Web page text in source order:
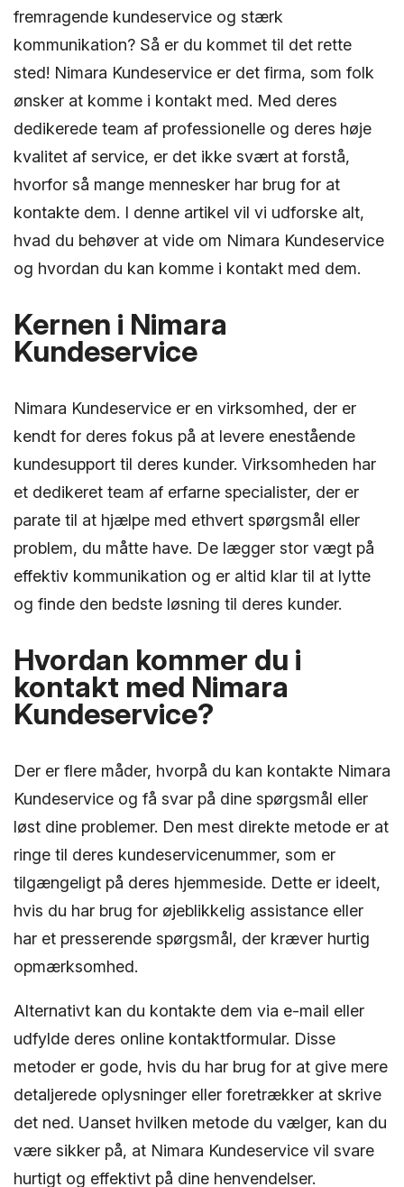
fremragende kundeservice og stærk
kommunikation? Så er du kommet til det rette
sted! Nimara Kundeservice er det firma, som folk
ønsker at komme i kontakt med. Med deres
dedikerede team af professionelle og deres høje
kvalitet af service, er det ikke svært at forstå,
hvorfor så mange mennesker har brug for at
kontakte dem. I denne artikel vil vi udforske alt,
hvad du behøver at vide om Nimara Kundeservice
og hvordan du kan komme i kontakt med dem.
Kernen i Nimara
Kundeservice
Nimara Kundeservice er en virksomhed, der er
kendt for deres fokus på at levere enestående
kundesupport til deres kunder. Virksomheden har
et dedikeret team af erfarne specialister, der er
parate til at hjælpe med ethvert spørgsmål eller
problem, du måtte have. De lægger stor vægt på
effektiv kommunikation og er altid klar til at lytte
og finde den bedste løsning til deres kunder.
Hvordan kommer du i
kontakt med Nimara
Kundeservice?
Der er flere måder, hvorpå du kan kontakte Nimara
Kundeservice og få svar på dine spørgsmål eller
løst dine problemer. Den mest direkte metode er at
ringe til deres kundeservicenummer, som er
tilgængeligt på deres hjemmeside. Dette er ideelt,
hvis du har brug for øjeblikkelig assistance eller
har et presserende spørgsmål, der kræver hurtig
opmærksomhed.
Alternativt kan du kontakte dem via e-mail eller
udfylde deres online kontaktformular. Disse
metoder er gode, hvis du har brug for at give mere
detaljerede oplysninger eller foretrækker at skrive
det ned. Uanset hvilken metode du vælger, kan du
være sikker på, at Nimara Kundeservice vil svare
hurtigt og effektivt på dine henvendelser.